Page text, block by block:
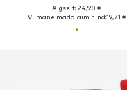
Algselt: 24,90 €
Viimane madalaim hind:19,71 €